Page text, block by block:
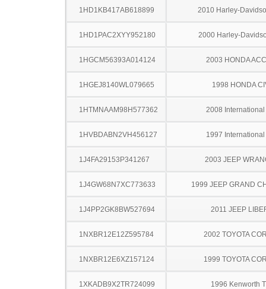
1HD1KB417AB618899 2010 Harley-
1HD1PAC2XYY952180 2000 Harley-
1HGCM56393A014124 2003 HONDA
1HGEJ8140WL079665 1998 HONDA
1HTMNAAM98H577362 2008
1HVBDABN2VH456127 1997
1J4FA29153P341267 2003 JEEP
1J4GW68N7XC773633 1999 JEEP GRAND
1J4PP2GK8BW527694 2011 JEEP
1NXBR12E12Z595784 2002 TOYOTA
1NXBR12E6XZ157124 1999 TOYOTA
1XKADB9X2TR724099 1996 Kenworth